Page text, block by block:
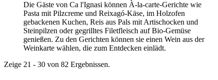
Die Gäste von Ca l'Ignasi können À-la-carte-Gerichte wie
Pasta mit Pilzcreme und Reixagó-Käse, im Holzofen
gebackenen Kuchen, Reis aus Pals mit Artischocken und
Steinpilzen oder gegrilltes Filetfleisch auf Bio-Gemüse
genießen. Zu den Gerichten können sie einen Wein aus der
Weinkarte wählen, die zum Entdecken einlädt.
Zeige 21 - 30 von 82 Ergebnissen.